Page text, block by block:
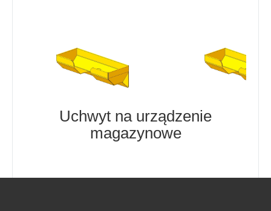
Uchwyt na urządzenie
magazynowe